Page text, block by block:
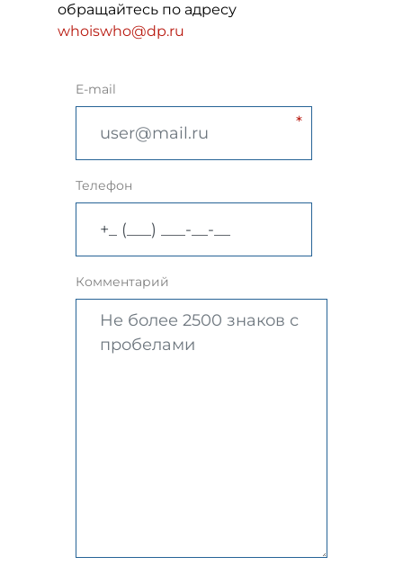
обращайтесь по адресу
whoiswho@dp.ru
E-mail
Телефон
Комментарий